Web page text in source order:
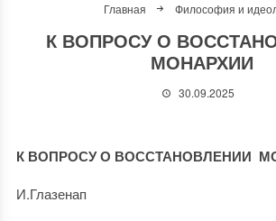
Главная Философия и
К ВОПРОСУ О
МОНАРХИИ
30.09.2025
К ВОПРОСУ О ВОССТАНОВЛЕНИИ
И.Глазенап